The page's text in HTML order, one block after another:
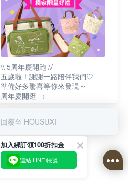
\\ 5周年慶開跑 //
五歲啦！謝謝一路陪伴我們♡
準備好多驚喜等你來發現～
周年慶開逛 →
回覆至 HOUSUXI
加入綁訂領100折扣金
連結 LINE 帳號